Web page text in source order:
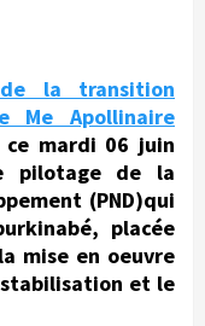
la transition
Me Apollinaire
ce mardi 06 juin
pilotage de la
(PND)qui
placée
mise en oeuvre
stabilisation et le